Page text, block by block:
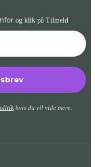
og klik på Tilmeld
hvis du vil vide mere.